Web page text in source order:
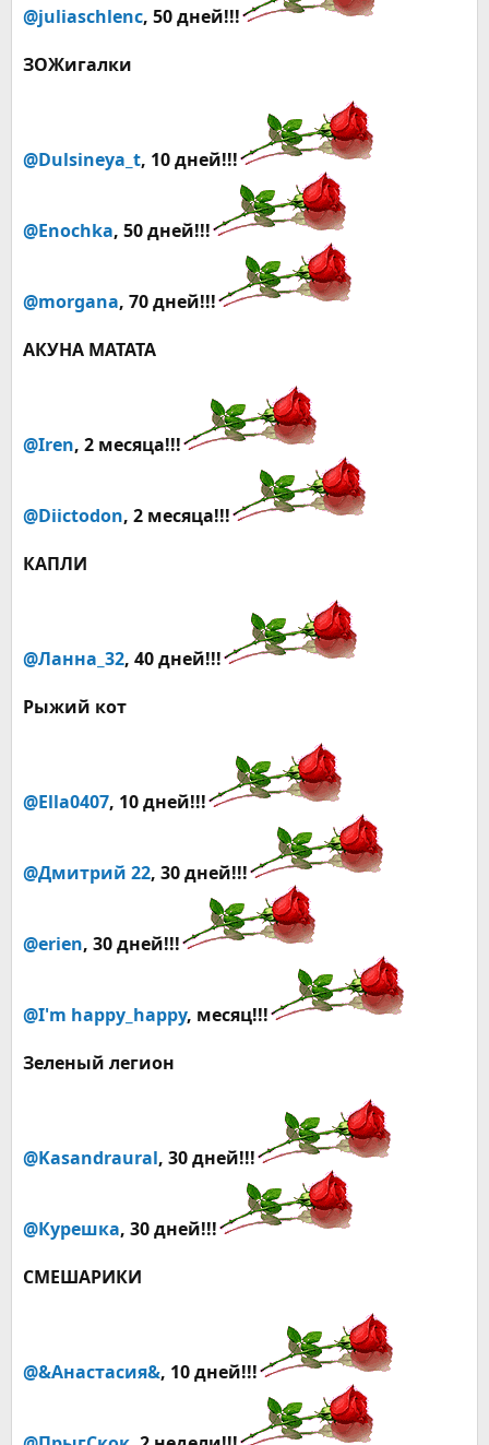
@juliaschlenc, 50 дней!!!
ЗОЖигалки
@Dulsineya_t, 10 дней!!!
@Enochka, 50 дней!!!
@morgana, 70 дней!!!
АКУНА МАТАТА
@Iren, 2 месяца!!!
@Diictodon, 2 месяца!!!
КАПЛИ
@Ланна_32, 40 дней!!!
Рыжий кот
@Ella0407, 10 дней!!!
@Дмитрий 22, 30 дней!!!
@erien, 30 дней!!!
@I'm happy_happy, месяц!!!
Зеленый легион
@Kasandraural, 30 дней!!!
@Курешка, 30 дней!!!
СМЕШАРИКИ
@&Анастасия&, 10 дней!!!